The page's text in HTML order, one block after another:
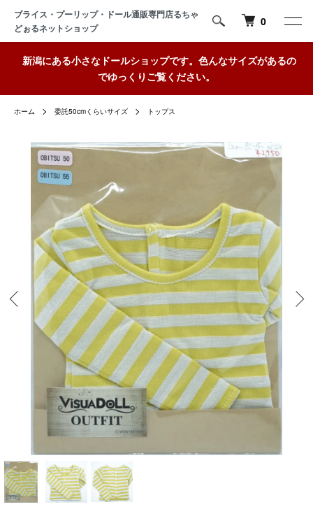
ブライス・プーリップ・ドール通販専門店るちゃ
どぉるネットショップ
0
新潟にある小さなドールショップです。色んなサイズがあるの
でゆっくりご覧ください。
ホーム 委託50cmくらいサイズ トップス